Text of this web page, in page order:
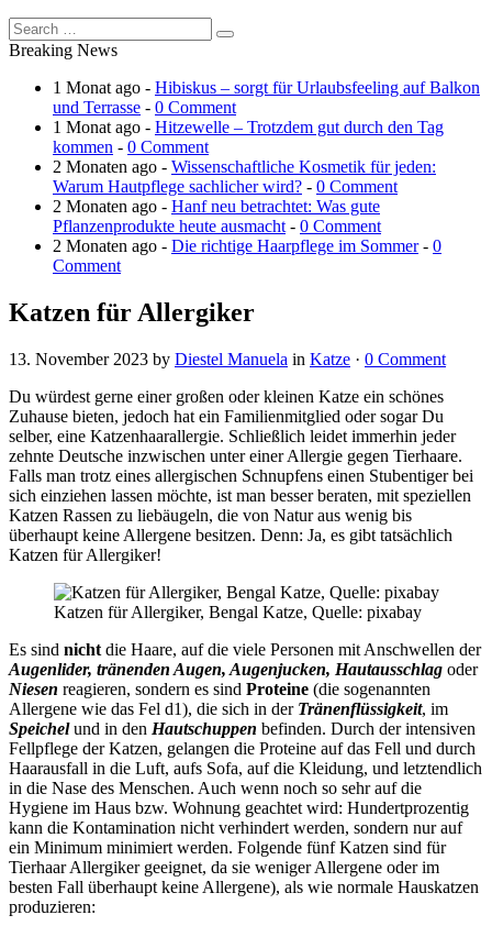
Breaking News
1 Monat ago - Hibiskus – sorgt für Urlaubsfeeling auf Balkon
und Terrasse - 0 Comment
1 Monat ago - Hitzewelle – Trotzdem gut durch den Tag
kommen - 0 Comment
2 Monaten ago - Wissenschaftliche Kosmetik für jeden:
Warum Hautpflege sachlicher wird? - 0 Comment
2 Monaten ago - Hanf neu betrachtet: Was gute
Pflanzenprodukte heute ausmacht - 0 Comment
2 Monaten ago - Die richtige Haarpflege im Sommer- 0
Comment
Katzen für Allergiker
13. November 2023 by Diestel Manuela in Katze · 0 Comment
Du würdest gerne einer großen oder kleinen Katze ein schönes
Zuhause bieten, jedoch hat ein Familienmitglied oder sogar Du
selber, eine Katzenhaarallergie. Schließlich leidet immerhin jeder
zehnte Deutsche inzwischen unter einer Allergie gegen Tierhaare.
Falls man trotz eines allergischen Schnupfens einen Stubentiger bei
sich einziehen lassen möchte, ist man besser beraten, mit speziellen
Katzen Rassen zu liebäugeln, die von Natur aus wenig bis
überhaupt keine Allergene besitzen. Denn: Ja, es gibt tatsächlich
Katzen für Allergiker!
Katzen für Allergiker, Bengal Katze, Quelle: pixabay
Es sind nicht die Haare, auf die viele Personen mit Anschwellen der
Augenlider, tränenden Augen, Augenjucken, Hautausschlag oder
Niesen reagieren, sondern es sind Proteine (die sogenannten
Allergene wie das Fel d1), die sich in der Tränenflüssigkeit, im
Speichelund in den Hautschuppen befinden. Durch der intensiven
Fellpflege der Katzen, gelangen die Proteine auf das Fell und durch
Haarausfall in die Luft, aufs Sofa, auf die Kleidung, und letztendlich
in die Nase des Menschen. Auch wenn noch so sehr auf die
Hygiene im Haus bzw. Wohnung geachtet wird: Hundertprozentig
kann die Kontamination nicht verhindert werden, sondern nur auf
ein Minimum minimiert werden. Folgende fünf Katzen sind für
Tierhaar Allergiker geeignet, da sie weniger Allergene oder im
besten Fall überhaupt keine Allergene), als wie normale Hauskatzen
produzieren: